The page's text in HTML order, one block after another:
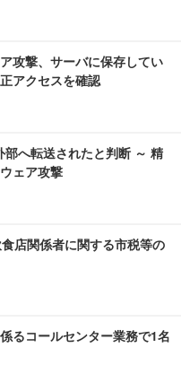
攻撃、サーバに保存してい
アクセスを確認
へ転送されたと判断 ～ 精
ェア攻撃
店関係者に関する市税等の
るコールセンター業務で1名